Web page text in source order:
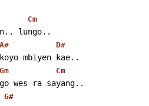
Cm
lungo..
A# D#
mbiyen kae..
Gm Cm
wes ra sayang..
G#